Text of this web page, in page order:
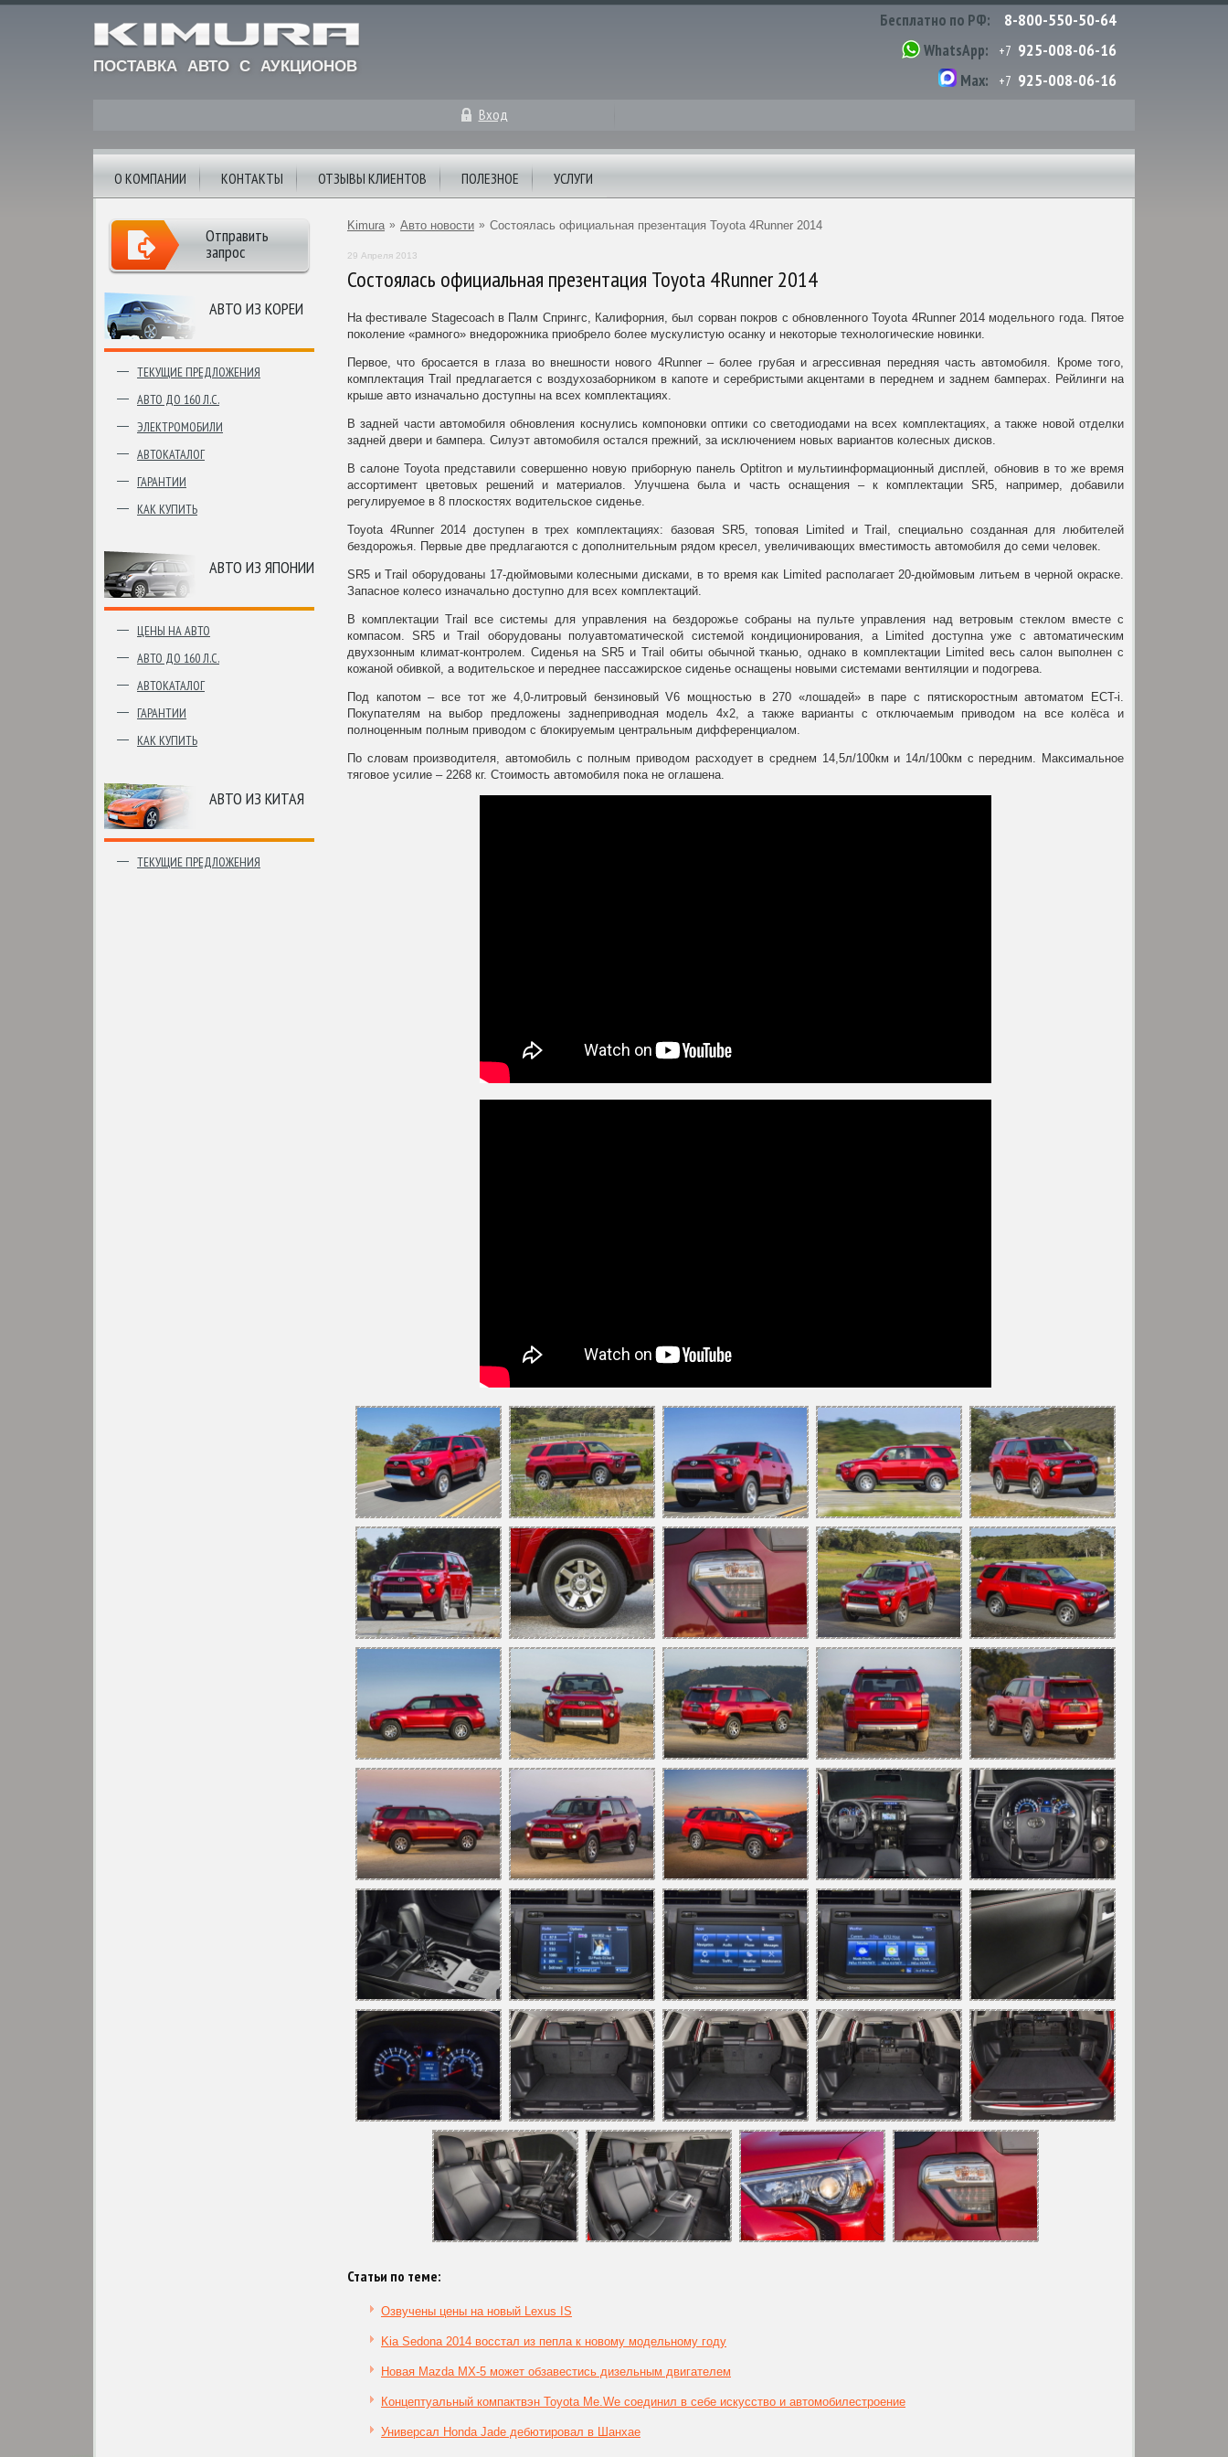
ПОСТАВКА АВТО С АУКЦИОНОВ
Бесплатно по РФ: 8-800-550-50-64
WhatsApp: +7 925-008-06-16
Max: +7 925-008-06-16
Вход
О КОМПАНИИ КОНТАКТЫ ОТЗЫВЫ КЛИЕНТОВ ПОЛЕЗНОЕ УСЛУГИ
АВТО ИЗ КОРЕИ
ТЕКУЩИЕ ПРЕДЛОЖЕНИЯ
АВТО ДО 160 Л.С.
ЭЛЕКТРОМОБИЛИ
АВТОКАТАЛОГ
ГАРАНТИИ
КАК КУПИТЬ
АВТО ИЗ ЯПОНИИ
ЦЕНЫ НА АВТО
АВТО ДО 160 Л.С.
АВТОКАТАЛОГ
ГАРАНТИИ
КАК КУПИТЬ
АВТО ИЗ КИТАЯ
ТЕКУЩИЕ ПРЕДЛОЖЕНИЯ
Отправить
запрос
Kimura » Авто новости » Состоялась официальная презентация Toyota 4Runner 2014
29 Апреля 2013
Состоялась официальная презентация Toyota 4Runner 2014
На фестивале Stagecoach в Палм Спрингс, Калифорния, был сорван покров с обновленного Toyota 4Runner 2014 модельного года. Пятое
поколение «рамного» внедорожника приобрело более мускулистую осанку и некоторые технологические новинки.
Первое, что бросается в глаза во внешности нового 4Runner – более грубая и агрессивная передняя часть автомобиля. Кроме того,
комплектация Trail предлагается с воздухозаборником в капоте и серебристыми акцентами в переднем и заднем бамперах. Рейлинги на
крыше авто изначально доступны на всех комплектациях.
В задней части автомобиля обновления коснулись компоновки оптики со светодиодами на всех комплектациях, а также новой отделки
задней двери и бампера. Силуэт автомобиля остался прежний, за исключением новых вариантов колесных дисков.
В салоне Toyota представили совершенно новую приборную панель Optitron и мультиинформационный дисплей, обновив в то же время
ассортимент цветовых решений и материалов. Улучшена была и часть оснащения – к комплектации SR5, например, добавили
регулируемое в 8 плоскостях водительское сиденье.
Toyota 4Runner 2014 доступен в трех комплектациях: базовая SR5, топовая Limited и Trail, специально созданная для любителей
бездорожья. Первые две предлагаются с дополнительным рядом кресел, увеличивающих вместимость автомобиля до семи человек.
SR5 и Trail оборудованы 17-дюймовыми колесными дисками, в то время как Limited располагает 20-дюймовым литьем в черной окраске.
Запасное колесо изначально доступно для всех комплектаций.
В комплектации Trail все системы для управления на бездорожье собраны на пульте управления над ветровым стеклом вместе с
компасом. SR5 и Trail оборудованы полуавтоматической системой кондиционирования, а Limited доступна уже с автоматическим
двухзонным климат-контролем. Сиденья на SR5 и Trail обиты обычной тканью, однако в комплектации Limited весь салон выполнен с
кожаной обивкой, а водительское и переднее пассажирское сиденье оснащены новыми системами вентиляции и подогрева.
Под капотом – все тот же 4,0-литровый бензиновый V6 мощностью в 270 «лошадей» в паре с пятискоростным автоматом ECT-i.
Покупателям на выбор предложены заднеприводная модель 4x2, а также варианты с отключаемым приводом на все колёса и
полноценным полным приводом с блокируемым центральным дифференциалом.
По словам производителя, автомобиль с полным приводом расходует в среднем 14,5л/100км и 14л/100км с передним. Максимальное
тяговое усилие – 2268 кг. Стоимость автомобиля пока не оглашена.
Статьи по теме:
Озвучены цены на новый Lexus IS
Kia Sedona 2014 восстал из пепла к новому модельному году
Новая Mazda MX-5 может обзавестись дизельным двигателем
Концептуальный компактвэн Toyota Me.We соединил в себе искусство и автомобилестроение
Универсал Honda Jade дебютировал в Шанхае